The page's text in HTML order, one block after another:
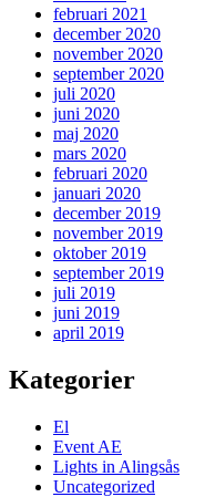
februari 2021
december 2020
november 2020
september 2020
juli 2020
juni 2020
maj 2020
mars 2020
februari 2020
januari 2020
december 2019
november 2019
oktober 2019
september 2019
juli 2019
juni 2019
april 2019
Kategorier
El
Event AE
Lights in Alingsås
Uncategorized